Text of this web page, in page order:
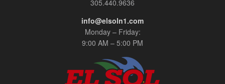
305.440.9636
info@elsoln1.com
Monday – Friday:
9:00 AM – 5:00 PM